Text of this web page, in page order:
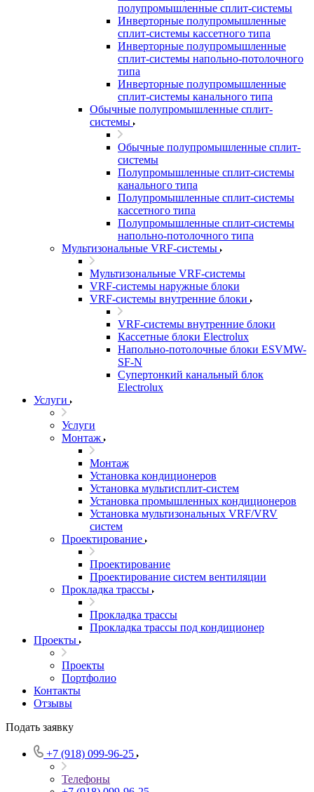
полупромышленные сплит-системы
Инверторные полупромышленные
сплит-системы кассетного типа
Инверторные полупромышленные
сплит-системы напольно-потолочного
типа
Инверторные полупромышленные
сплит-системы канального типа
Обычные полупромышленные сплит-
системы
Обычные полупромышленные сплит-
системы
Полупромышленные сплит-системы
канального типа
Полупромышленные сплит-системы
кассетного типа
Полупромышленные сплит-системы
напольно-потолочного типа
Мультизональные VRF-системы
Мультизональные VRF-системы
VRF-системы наружные блоки
VRF-системы внутренние блоки
VRF-системы внутренние блоки
Кассетные блоки Electrolux
Напольно-потолочные блоки ESVMW-
SF-N
Супертонкий канальный блок
Electrolux
Услуги
Услуги
Монтаж
Монтаж
Установка кондиционеров
Установка мультисплит-систем
Установка промышленных кондиционеров
Установка мультизональных VRF/VRV
систем
Проектирование
Проектирование
Проектирование систем вентиляции
Прокладка трассы
Прокладка трассы
Прокладка трассы под кондиционер
Проекты
Проекты
Портфолио
Контакты
Отзывы
Подать заявку
+7 (918) 099-96-25
Телефоны